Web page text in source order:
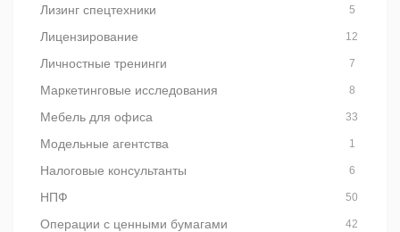
Лизинг спецтехники 5
Лицензирование 12
Личностные тренинги 7
Маркетинговые исследования 8
Мебель для офиса 33
Модельные агентства 1
Налоговые консультанты 6
НПФ 50
Операции с ценными бумагами 42